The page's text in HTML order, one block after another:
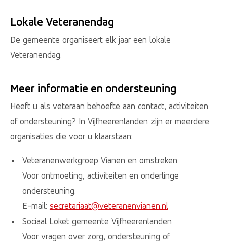
Lokale Veteranendag
De gemeente organiseert elk jaar een lokale
Veteranendag.
Meer informatie en ondersteuning
Heeft u als veteraan behoefte aan contact, activiteiten
of ondersteuning? In Vijfheerenlanden zijn er meerdere
organisaties die voor u klaarstaan:
Veteranenwerkgroep Vianen en omstreken
Voor ontmoeting, activiteiten en onderlinge
ondersteuning.
E-mail: secretariaat@veteranenvianen.nl
Sociaal Loket gemeente Vijfheerenlanden
Voor vragen over zorg, ondersteuning of